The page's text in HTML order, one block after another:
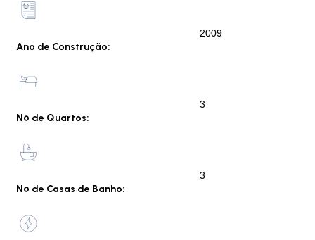
Ano de Construção:
2009
Nº de Quartos:
3
Nº de Casas de Banho:
3